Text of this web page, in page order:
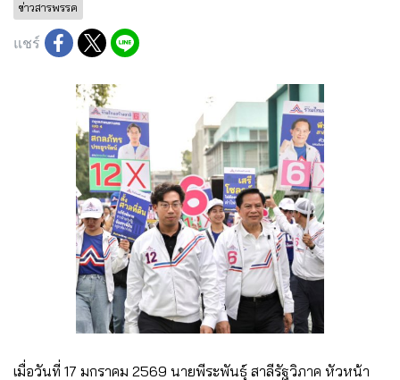
ข่าวสารพรรค
แชร์
เมื่อวันที่ 17 มกราคม 2569 นายพีระพันธุ์ สาลีรัฐวิภาค หัวหน้า